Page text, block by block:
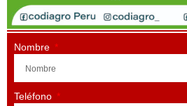
Nombre
Teléfono